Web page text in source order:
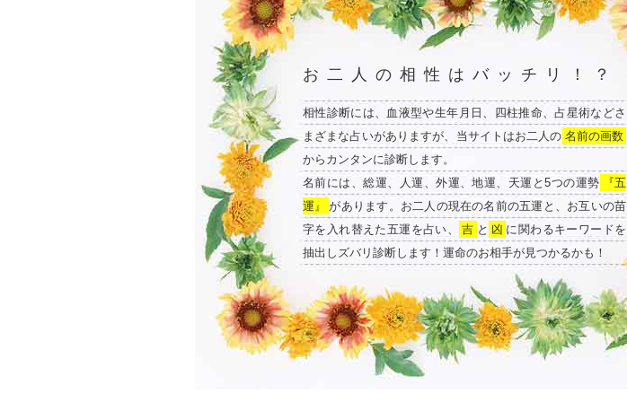
お二人の相性はバッチリ！？
相性診断には、血液型や生年月日、四柱推命、占星術などさ
まざまな占いがありますが、当サイトはお二人の 名前の画数
からカンタンに診断します。
名前には、総運、人運、外運、地運、天運と5つの運勢
『五
運』
があります。お二人の現在の名前の五運と、お互いの苗
字を入れ替えた五運を占い、
吉 と 凶 に関わるキーワードを
抽出しズバリ診断します！運命のお相手が見つかるかも！